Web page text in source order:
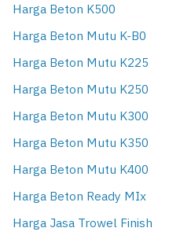
Harga Beton K500
Harga Beton Mutu K-B0
Harga Beton Mutu K225
Harga Beton Mutu K250
Harga Beton Mutu K300
Harga Beton Mutu K350
Harga Beton Mutu K400
Harga Beton Ready MIx
Harga Jasa Trowel Finish